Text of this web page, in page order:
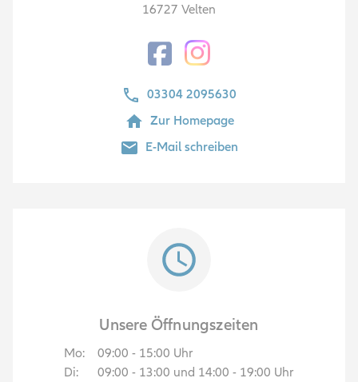
16727 Velten
Facebook
03304 2095630
Zur Homepage
E-Mail schreiben
Unsere Öffnungszeiten
Mo: 09:00 - 15:00 Uhr
Di: 09:00 - 13:00 und 14:00 - 19:00 Uhr